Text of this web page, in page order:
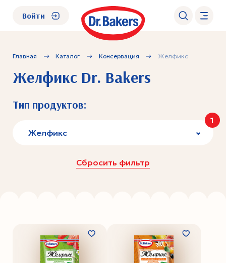
О нас
Войти
Главная Каталог Консервация Желфикс
Желфикс Dr. Bakers
Тип продуктов:
Желфикс
1
Сбросить фильтр